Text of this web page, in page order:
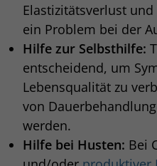
Elastizitätsverlust
ein Problem bei der
Hilfe zur Selbsthilfe:
entscheidend, um
Lebensqualität zu
von
werden.
Hilfe bei Husten: Bei